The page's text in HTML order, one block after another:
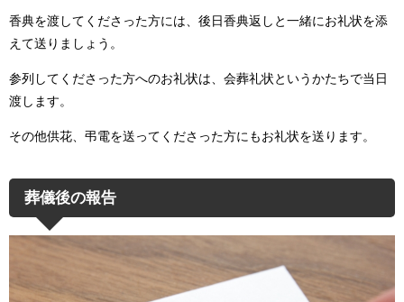
香典を渡してくださった方には、後日香典返しと一緒にお礼状を添
えて送りましょう。
参列してくださった方へのお礼状は、会葬礼状というかたちで当日
渡します。
その他供花、弔電を送ってくださった方にもお礼状を送ります。
葬儀後の報告